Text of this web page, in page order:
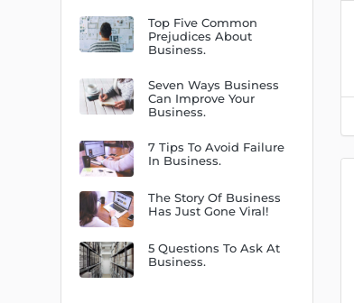
Top Five Common
Prejudices About
Business.
Seven Ways Business
Can Improve Your
Business.
7 Tips To Avoid Failure
In Business.
The Story Of Business
Has Just Gone Viral!
5 Questions To Ask At
Business.